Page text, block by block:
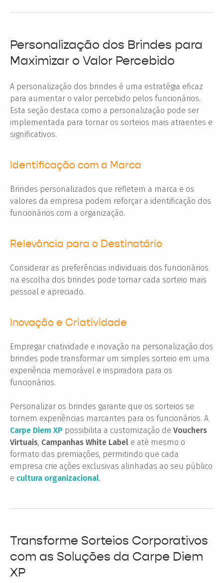
Personalização dos Brindes para
Maximizar o Valor Percebido
A personalização dos brindes é uma estratégia eficaz
para aumentar o valor percebido pelos funcionários.
Esta seção destaca como a personalização pode ser
implementada para tornar os sorteios mais atraentes e
significativos.
Identificação com a Marca
Brindes personalizados que refletem a marca e os
valores da empresa podem reforçar a identificação dos
funcionários com a organização.
Relevância para o Destinatário
Considerar as preferências individuais dos funcionários
na escolha dos brindes pode tornar cada sorteio mais
pessoal e apreciado.
Inovação e Criatividade
Empregar criatividade e inovação na personalização dos
brindes pode transformar um simples sorteio em uma
experiência memorável e inspiradora para os
funcionários.
Personalizar os brindes garante que os sorteios se
tornem experiências marcantes para os funcionários. A
Carpe Diem XP possibilita a customização de Vouchers
Virtuais, Campanhas White Label e até mesmo o
formato das premiações, permitindo que cada
empresa crie ações exclusivas alinhadas ao seu público
e cultura organizacional.
Transforme Sorteios Corporativos
com as Soluções da Carpe Diem
XP